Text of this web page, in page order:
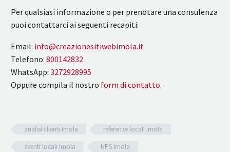
Per qualsiasi informazione o per prenotare una consulenza
puoi contattarci ai seguenti recapiti:
Email: info@creazionesitiwebimola.it
Telefono: 800142832
WhatsApp: 3272928995
Oppure compila il nostro form di contatto.
analisi clienti Imola
referenze locali Imola
eventi locali Imola
NPS Imola